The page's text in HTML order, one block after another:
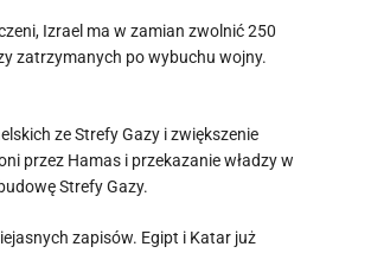
Izrael ma w zamian zwolnić 250
zatrzymanych po wybuchu wojny.
ze Strefy Gazy i zwiększenie
przez Hamas i przekazanie władzy w
Strefy Gazy.
zapisów. Egipt i Katar już